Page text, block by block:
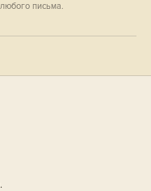
письма.